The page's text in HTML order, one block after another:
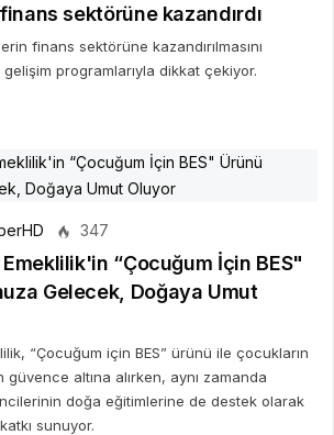
sektörüne kazandırdı
finans sektörüne kazandırılmasını
programlarıyla dikkat çekiyor.
347
“Çocuğum İçin BES"
Gelecek, Doğaya Umut
“Çocuğum için BES” ürünü ile çocukların
altına alırken, aynı zamanda
doğa eğitimlerine de destek olarak
sunuyor.